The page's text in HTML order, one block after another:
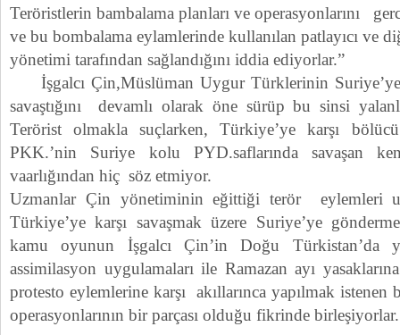
Teröristlerin bambalama planları ve operasyonlarını
ve bu bombalama eylamlerinde kullanılan patlayıcı ve
yönetimi tarafından sağlandığını iddia ediyorlar.”
İşgalcı Çin,Müslüman Uygur Türklerinin Suriye’ye
savaştığını devamlı olarak öne sürüp bu sinsi
Terörist olmakla suçlarken, Türkiye’ye karşı
PKK.’nin Suriye kolu PYD.saflarında savaşan
vaarlığından hiç söz etmiyor.
Uzmanlar Çin yönetiminin eğittiği terör eylemleri
Türkiye’ye karşı savaşmak üzere Suriye’ye
kamu oyunun İşgalcı Çin’in Doğu
assimilasyon uygulamaları ile Ramazan ayı
protesto eylemlerine karşı akıllarınca yapılmak
operasyonlarının bir parçası olduğu fikrinde birleşiyorlar.